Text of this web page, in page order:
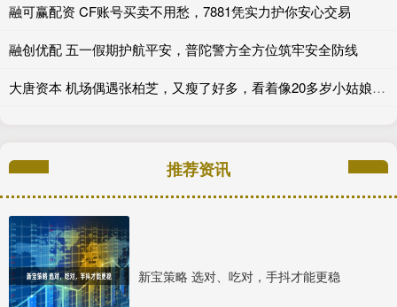
融可赢配资 CF账号买卖不用愁，7881凭实力护你安心交易
融创优配 五一假期护航平安，普陀警方全方位筑牢安全防线
大唐资本 机场偶遇张柏芝，又瘦了好多，看着像20多岁小姑娘，状态碾压王菲_小朋友_性格_网友
推荐资讯
新宝策略 选对、吃对，手抖才能更稳